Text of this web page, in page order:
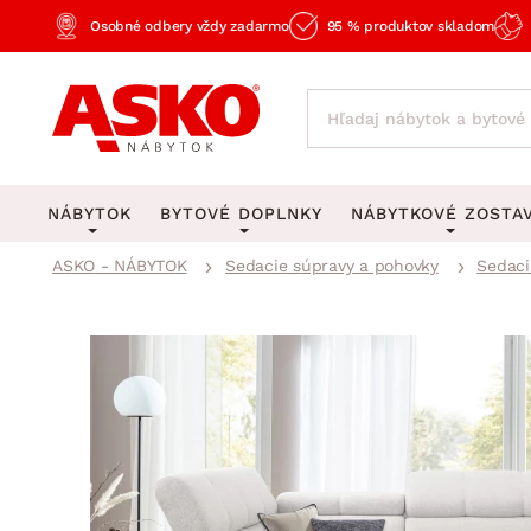
Osobné odbery vždy zadarmo 95 % produktov skladom
NÁBYTOK
Obývacia izba
Pracovňa a kancelária
BYTOVÉ DOPLNKY
Behúne a malé koberce
Detské koberce
Zobrazit vše
Lustre a závesné
Stojacie lampy
NÁBYTKOVÉ
Spálňové
Kancelárske
Kuchynské
Detské zostavy
Predsieňové
ASKO - NÁBYTOK Sedacie súpravy a pohovky